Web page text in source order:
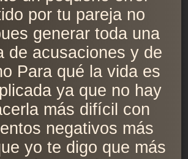
por tu pareja no
generar toda una
de acusaciones y de
Para qué la vida es
ya que no hay
más difícil con
negativos más
yo te digo que más